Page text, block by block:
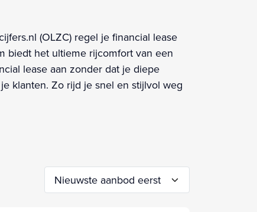
(OLZC) regel je financial lease
biedt het ultieme rijcomfort van een
lease aan zonder dat je diepe
klanten. Zo rijd je snel en stijlvol weg